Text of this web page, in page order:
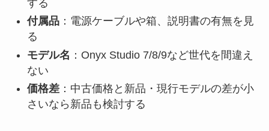
する
付属品：電源ケーブルや箱、説明書の有無を見
る
モデル名 ：Onyx Studio 7/8/9など世代を間違え
ない
価格差：中古価格と新品・現行モデルの差が小
さいなら新品も検討する